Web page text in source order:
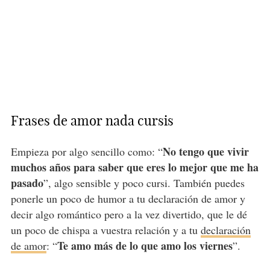
Frases de amor nada cursis
Empieza por algo sencillo como: “No tengo que vivir
muchos años para saber que eres lo mejor que me ha
pasado”, algo sensible y poco cursi. También puedes
ponerle un poco de humor a tu declaración de amor y
decir algo romántico pero a la vez divertido, que le dé
un poco de chispa a vuestra relación y a tu declaración
de amor: “Te amo más de lo que amo los viernes”.